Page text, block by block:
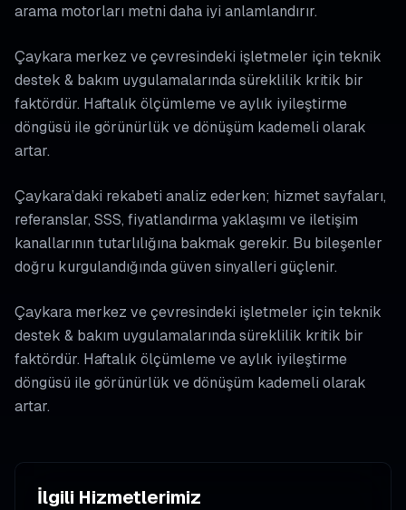
arama motorları metni daha iyi anlamlandırır.
Çaykara merkez ve çevresindeki işletmeler için teknik
destek & bakım uygulamalarında süreklilik kritik bir
faktördür. Haftalık ölçümleme ve aylık iyileştirme
döngüsü ile görünürlük ve dönüşüm kademeli olarak
artar.
Çaykara’daki rekabeti analiz ederken; hizmet sayfaları,
referanslar, SSS, fiyatlandırma yaklaşımı ve iletişim
kanallarının tutarlılığına bakmak gerekir. Bu bileşenler
doğru kurgulandığında güven sinyalleri güçlenir.
Çaykara merkez ve çevresindeki işletmeler için teknik
destek & bakım uygulamalarında süreklilik kritik bir
faktördür. Haftalık ölçümleme ve aylık iyileştirme
döngüsü ile görünürlük ve dönüşüm kademeli olarak
artar.
İlgili Hizmetlerimiz